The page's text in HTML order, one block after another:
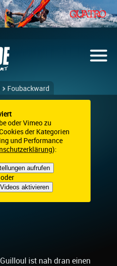
Foubackward
oder Vimeo zu
der Kategorien
und Performance
):
aufrufen
oder
aktivieren
ist nah dran einen